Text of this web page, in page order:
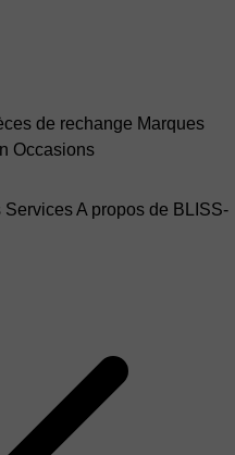
de rechange Marques
Occasions
ServicesA propos de BLISS-